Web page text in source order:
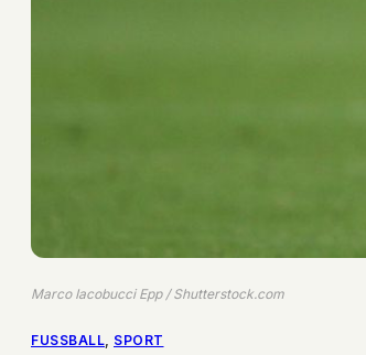
Marco Iacobucci Epp / Shutterstock.com
FUSSBALL , SPORT